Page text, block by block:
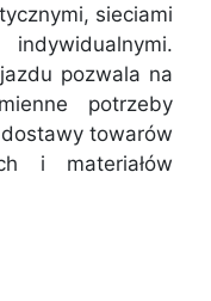
sieciami
pozwala na
potrzeby
towarów
i materiałów